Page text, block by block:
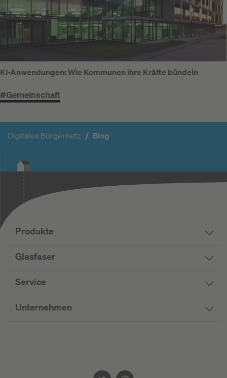
KI-Anwendungen: Wie Kommunen ihre Kräfte bündeln
#Gemeinschaft
Digitales Bürgernetz Blog
Produkte
Glasfaser
Service
Unternehmen